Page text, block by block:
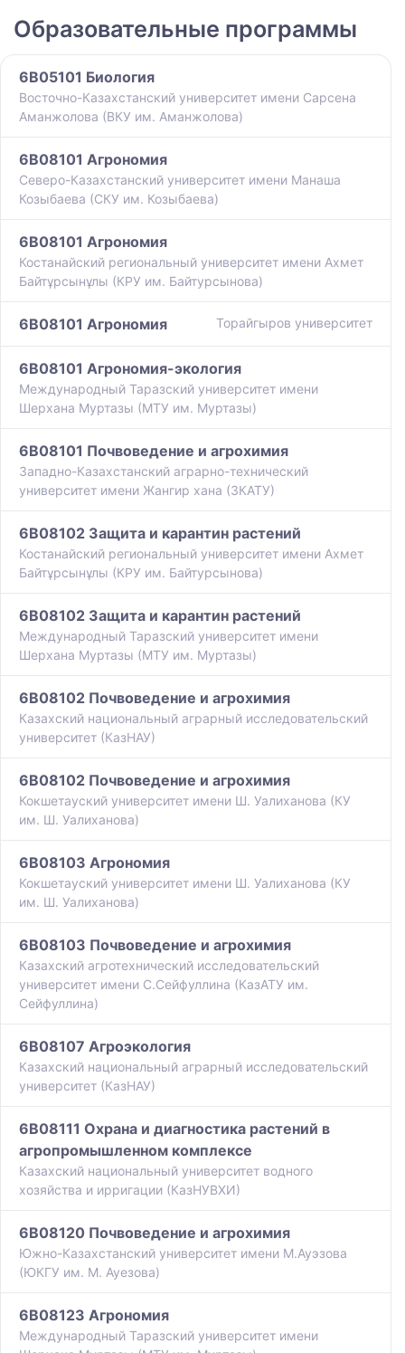
Образовательные программы
6B05101 Биология
Восточно-Казахстанский университет имени Сарсена
Аманжолова (ВКУ им. Аманжолова)
6B08101 Агрономия
Северо-Казахстанский университет имени Манаша
Козыбаева (СКУ им. Козыбаева)
6B08101 Агрономия
Костанайский региональный университет имени Ахмет
Байтұрсынұлы (КРУ им. Байтурсынова)
6B08101 Агрономия Торайгыров университет
6B08101 Агрономия-экология
Международный Таразский университет имени
Шерхана Муртазы (МТУ им. Муртазы)
6B08101 Почвоведение и агрохимия
Западно-Казахстанский аграрно-технический
университет имени Жангир хана (ЗКАТУ)
6B08102 Защита и карантин растений
Костанайский региональный университет имени Ахмет
Байтұрсынұлы (КРУ им. Байтурсынова)
6B08102 Защита и карантин растений
Международный Таразский университет имени
Шерхана Муртазы (МТУ им. Муртазы)
6B08102 Почвоведение и агрохимия
Казахский национальный аграрный исследовательский
университет (КазНАУ)
6B08102 Почвоведение и агрохимия
Кокшетауский университет имени Ш. Уалиханова (КУ
им. Ш. Уалиханова)
6B08103 Агрономия
Кокшетауский университет имени Ш. Уалиханова (КУ
им. Ш. Уалиханова)
6B08103 Почвоведение и агрохимия
Казахский агротехнический исследовательский
университет имени С.Сейфуллина (КазАТУ им.
Сейфуллина)
6B08107 Агроэкология
Казахский национальный аграрный исследовательский
университет (КазНАУ)
6B08111 Охрана и диагностика растений в
агропромышленном комплексе
Казахский национальный университет водного
хозяйства и ирригации (КазНУВХИ)
6B08120 Почвоведение и агрохимия
Южно-Казахстанский университет имени М.Ауэзова
(ЮКГУ им. М. Ауезова)
6B08123 Агрономия
Международный Таразский университет имени